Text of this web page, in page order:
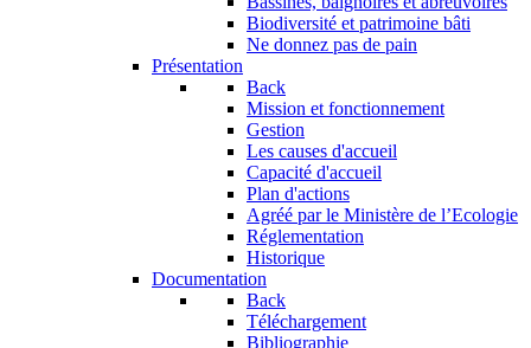
Biodiversité et patrimoine bâti
Ne donnez pas de pain
Présentation
Back
Mission et fonctionnement
Gestion
Les causes d'accueil
Capacité d'accueil
Plan d'actions
Agréé par le Ministère de l’Ecologie
Réglementation
Historique
Documentation
Back
Téléchargement
Bibliographie